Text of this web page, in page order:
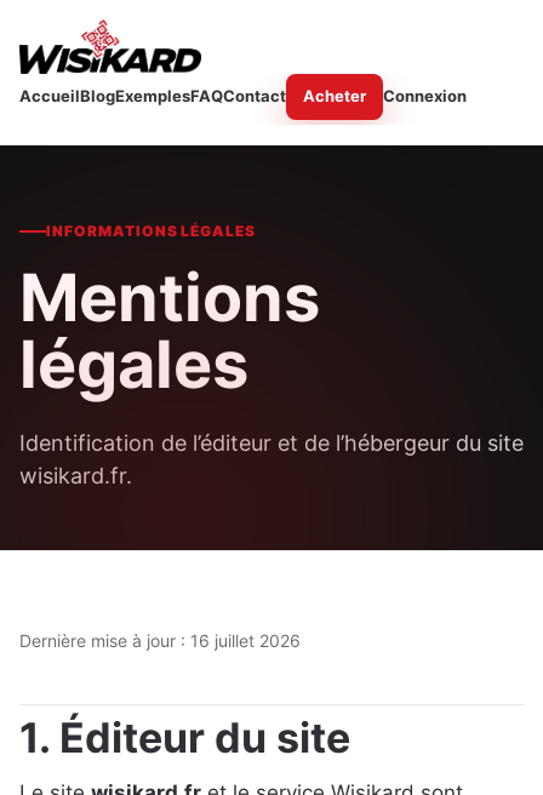
AccueilBlogExemplesFAQContact Acheter Connexion
INFORMATIONS LÉGALES
Mentions
légales
Identification de l’éditeur et de l’hébergeur du site
wisikard.fr.
Dernière mise à jour : 16 juillet 2026
1. Éditeur du site